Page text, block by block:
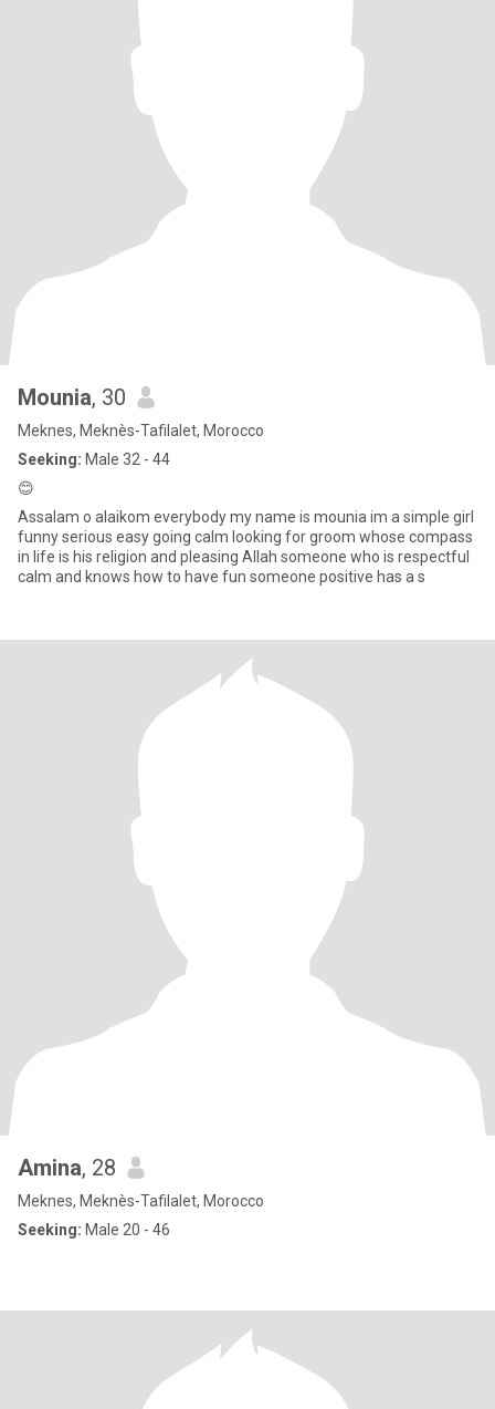
Mounia, 30
Meknes, Meknès-Tafilalet, Morocco
Seeking: Male 32 - 44
😊
Assalam o alaikom everybody my name is mounia im a simple girl
funny serious easy going calm looking for groom whose compass
in life is his religion and pleasing Allah someone who is respectful
calm and knows how to have fun someone positive has a s
Amina, 28
Meknes, Meknès-Tafilalet, Morocco
Seeking: Male 20 - 46